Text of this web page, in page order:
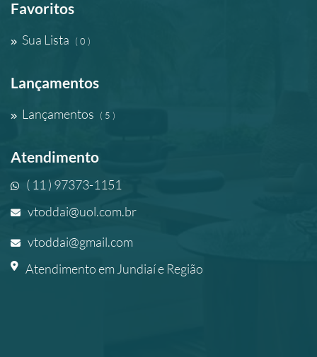
Favoritos
Sua Lista ( 0 )
Lançamentos
Lançamentos ( 5 )
Atendimento
( 11 ) 97373-1151
vtoddai@uol.com.br
vtoddai@gmail.com
Atendimento em Jundiaí e Região